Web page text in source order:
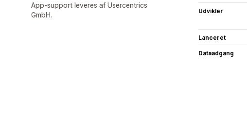
App-support leveres af Usercentrics
GmbH.
Udvikler
Lanceret
Dataadgang